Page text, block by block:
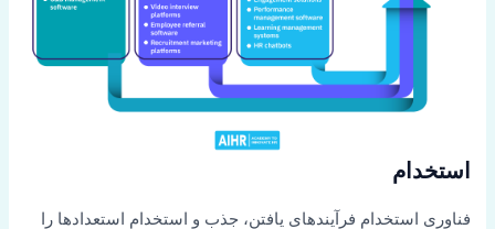
استخدام
فناوری استخدام فرآیندهای یافتن، جذب و استخدام استعدادها را